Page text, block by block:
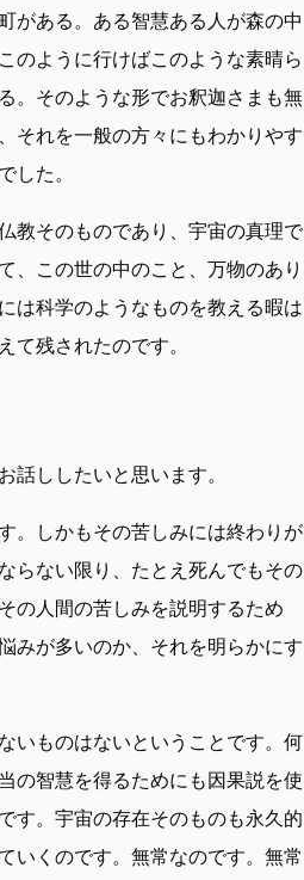
がある。ある智慧ある人が森の中
のように行けばこのような素晴ら
。そのような形でお釈迦さまも無
それを一般の方々にもわかりやす
した。
教そのものであり、宇宙の真理で
、この世の中のこと、万物のあり
は科学のようなものを教える暇は
残されたのです。
ししたいと思います。
。しかもその苦しみには終わりが
らない限り、たとえ死んでもその
の人間の苦しみを説明するため
みが多いのか、それを明らかにす
いものはないということです。何
の智慧を得るためにも因果説を使
す。宇宙の存在そのものも永久的
いくのです。無常なのです。無常